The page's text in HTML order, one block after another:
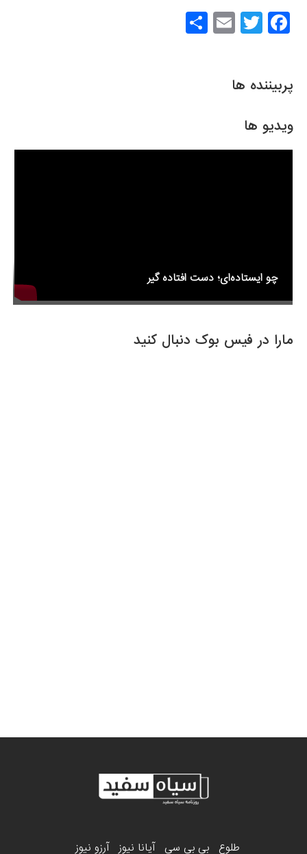
پربیننده ها
ویدیو ها
چو ایستاده‌ای؛ دست افتاده گیر
مارا در فیس بوک دنبال کنید
F
a
e
o
o
T
wi
er
E
m
طلوع بی بی سی آیانا نیوز آرزو نیوز